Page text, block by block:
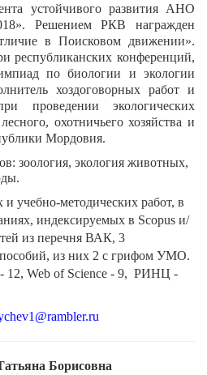
устойчивого развития АНО
Решением РКВ награжден
в Поисковом движении».
республиканских конференций,
по биологии и экологии
хоздоговорных работ и
проведении экологических
охотничьего хозяйства и
Мордовия.
зоология, экология животных,
учебно-методических работ, в
индексируемых в Scopus и/
из перечня ВАК, 3
из них 2 с грифом УМО.
12, Web of Science - 9, РИНЦ -
Борисовна